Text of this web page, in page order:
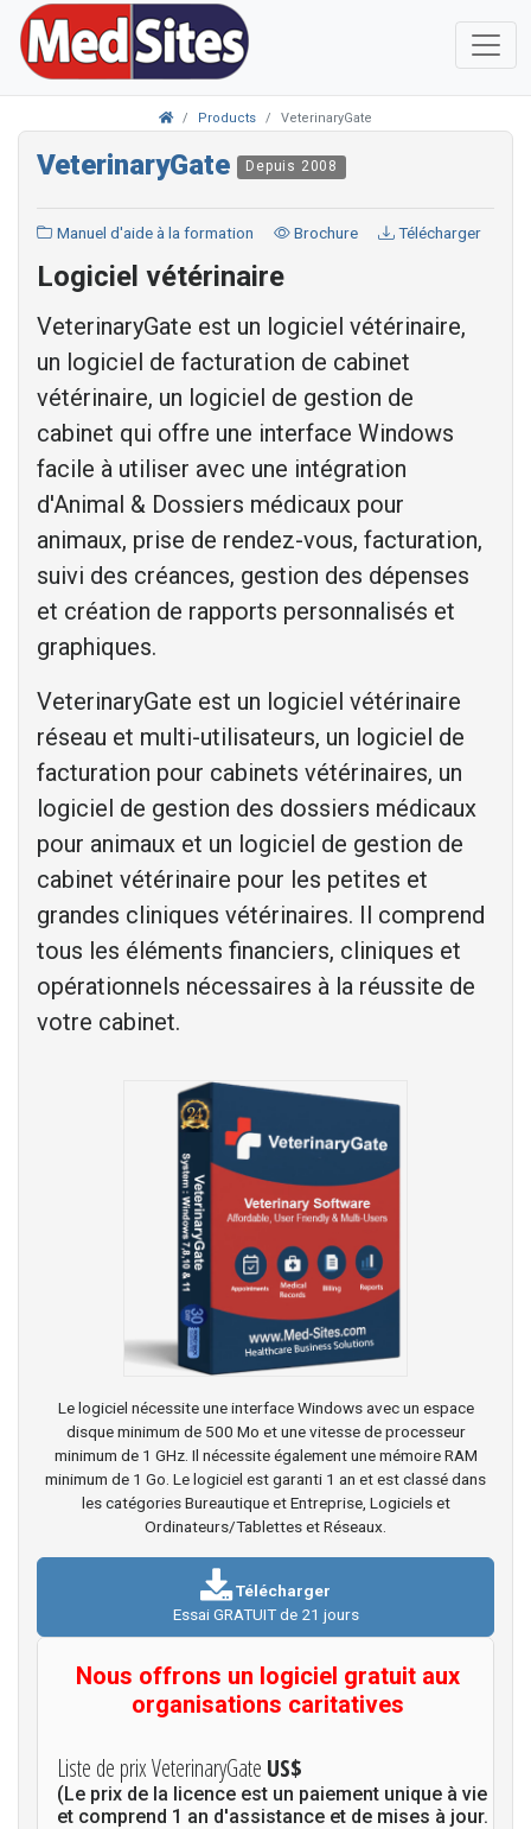
Products VeterinaryGate
VeterinaryGate Depuis 2008
Manuel d'aide à la formation Brochure Télécharger
Logiciel vétérinaire
VeterinaryGate est un logiciel vétérinaire,
un logiciel de facturation de cabinet
vétérinaire, un logiciel de gestion de
cabinet qui offre une interface Windows
facile à utiliser avec une intégration
d'Animal & Dossiers médicaux pour
animaux, prise de rendez-vous, facturation,
suivi des créances, gestion des dépenses
et création de rapports personnalisés et
graphiques.
VeterinaryGate est un logiciel vétérinaire
réseau et multi-utilisateurs, un logiciel de
facturation pour cabinets vétérinaires, un
logiciel de gestion des dossiers médicaux
pour animaux et un logiciel de gestion de
cabinet vétérinaire pour les petites et
grandes cliniques vétérinaires. Il comprend
tous les éléments financiers, cliniques et
opérationnels nécessaires à la réussite de
votre cabinet.
Le logiciel nécessite une interface Windows avec un espace
disque minimum de 500 Mo et une vitesse de processeur
minimum de 1 GHz. Il nécessite également une mémoire RAM
minimum de 1 Go. Le logiciel est garanti 1 an et est classé dans
les catégories Bureautique et Entreprise, Logiciels et
Ordinateurs/Tablettes et Réseaux.
Télécharger
Essai GRATUIT de 21 jours
Nous offrons un logiciel gratuit aux
organisations caritatives
Liste de prix VeterinaryGate US$
(Le prix de la licence est un paiement unique à vie
et comprend 1 an d'assistance et de mises à jour.